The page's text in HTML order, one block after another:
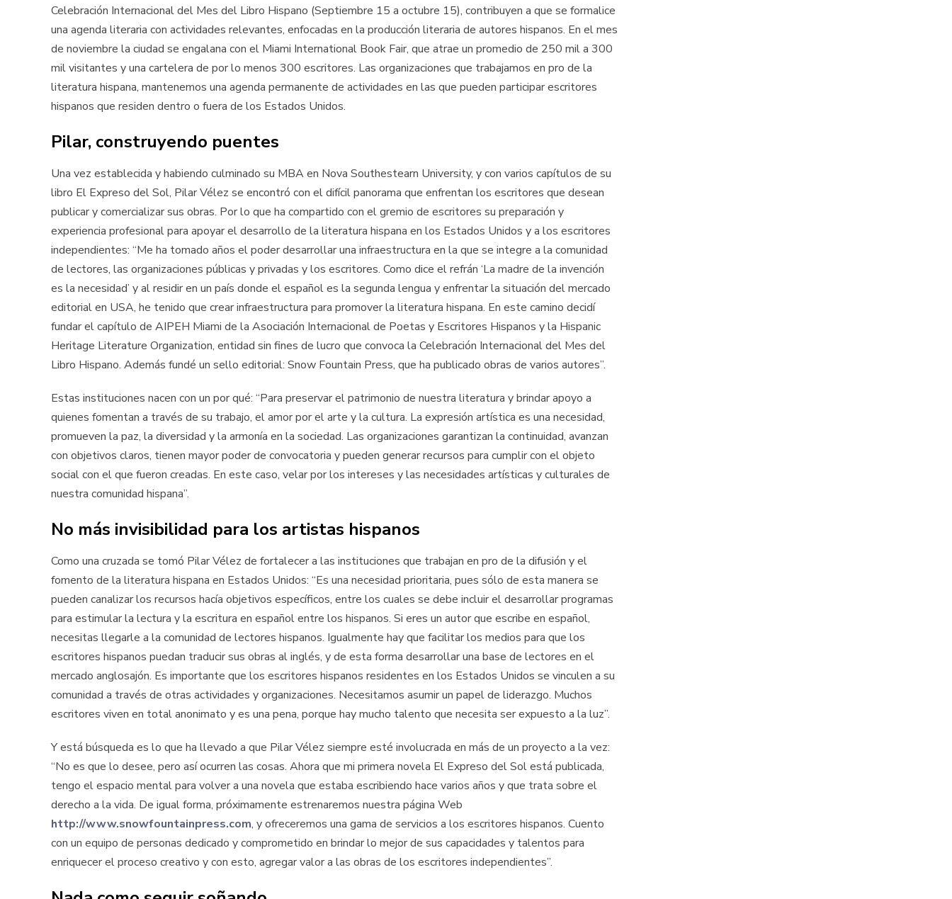
Celebración Internacional del Mes del Libro Hispano (Septiembre 15 a octubre 15), contribuyen a que se formalice
una agenda literaria con actividades relevantes, enfocadas en la producción literaria de autores hispanos. En el mes
de noviembre la ciudad se engalana con el Miami International Book Fair, que atrae un promedio de 250 mil a 300
mil visitantes y una cartelera de por lo menos 300 escritores. Las organizaciones que trabajamos en pro de la
literatura hispana, mantenemos una agenda permanente de actividades en las que pueden participar escritores
hispanos que residen dentro o fuera de los Estados Unidos.
Pilar, construyendo puentes
Una vez establecida y habiendo culminado su MBA en Nova Southestearn University, y con varios capítulos de su
libro El Expreso del Sol, Pilar Vélez se encontró con el difícil panorama que enfrentan los escritores que desean
publicar y comercializar sus obras. Por lo que ha compartido con el gremio de escritores su preparación y
experiencia profesional para apoyar el desarrollo de la literatura hispana en los Estados Unidos y a los escritores
independientes: “Me ha tomado años el poder desarrollar una infraestructura en la que se integre a la comunidad
de lectores, las organizaciones públicas y privadas y los escritores. Como dice el refrán ‘La madre de la invención
es la necesidad’ y al residir en un país donde el español es la segunda lengua y enfrentar la situación del mercado
editorial en USA, he tenido que crear infraestructura para promover la literatura hispana. En este camino decidí
fundar el capítulo de AIPEH Miami de la Asociación Internacional de Poetas y Escritores Hispanos y la Hispanic
Heritage Literature Organization, entidad sin fines de lucro que convoca la Celebración Internacional del Mes del
Libro Hispano. Además fundé un sello editorial: Snow Fountain Press, que ha publicado obras de varios autores”.
Estas instituciones nacen con un por qué: “Para preservar el patrimonio de nuestra literatura y brindar apoyo a
quienes fomentan a través de su trabajo, el amor por el arte y la cultura. La expresión artística es una necesidad,
promueven la paz, la diversidad y la armonía en la sociedad. Las organizaciones garantizan la continuidad, avanzan
con objetivos claros, tienen mayor poder de convocatoria y pueden generar recursos para cumplir con el objeto
social con el que fueron creadas. En este caso, velar por los intereses y las necesidades artísticas y culturales de
nuestra comunidad hispana”.
No más invisibilidad para los artistas hispanos
Como una cruzada se tomó Pilar Vélez de fortalecer a las instituciones que trabajan en pro de la difusión y el
fomento de la literatura hispana en Estados Unidos: “Es una necesidad prioritaria, pues sólo de esta manera se
pueden canalizar los recursos hacía objetivos específicos, entre los cuales se debe incluir el desarrollar programas
para estimular la lectura y la escritura en español entre los hispanos. Si eres un autor que escribe en español,
necesitas llegarle a la comunidad de lectores hispanos. Igualmente hay que facilitar los medios para que los
escritores hispanos puedan traducir sus obras al inglés, y de esta forma desarrollar una base de lectores en el
mercado anglosajón. Es importante que los escritores hispanos residentes en los Estados Unidos se vinculen a su
comunidad a través de otras actividades y organizaciones. Necesitamos asumir un papel de liderazgo. Muchos
escritores viven en total anonimato y es una pena, porque hay mucho talento que necesita ser expuesto a la luz”.
Y está búsqueda es lo que ha llevado a que Pilar Vélez siempre esté involucrada en más de un proyecto a la vez:
“No es que lo desee, pero así ocurren las cosas. Ahora que mi primera novela El Expreso del Sol está publicada,
tengo el espacio mental para volver a una novela que estaba escribiendo hace varios años y que trata sobre el
derecho a la vida. De igual forma, próximamente estrenaremos nuestra página Web
http://www.snowfountainpress.com, y ofreceremos una gama de servicios a los escritores hispanos. Cuento
con un equipo de personas dedicado y comprometido en brindar lo mejor de sus capacidades y talentos para
enriquecer el proceso creativo y con esto, agregar valor a las obras de los escritores independientes”.